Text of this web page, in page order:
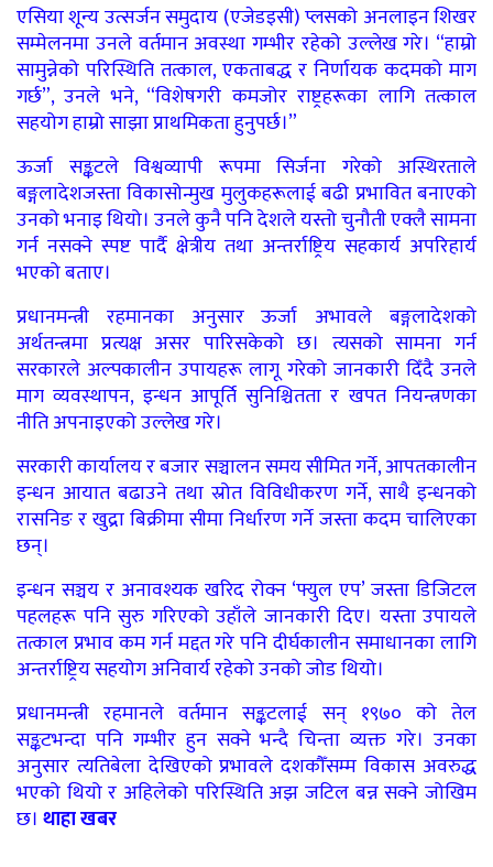
एसिया शून्य उत्सर्जन समुदाय (एजेडइसी) प्लसको अनलाइन शिखर
सम्मेलनमा उनले वर्तमान अवस्था गम्भीर रहेको उल्लेख गरे। “हाम्रो
सामुन्नेको परिस्थिति तत्काल, एकताबद्ध र निर्णायक कदमको माग
गर्छ”, उनले भने, “विशेषगरी कमजोर राष्ट्रहरूका लागि तत्काल
सहयोग हाम्रो साझा प्राथमिकता हुनुपर्छ।”
ऊर्जा सङ्कटले विश्वव्यापी रूपमा सिर्जना गरेको अस्थिरताले
बङ्गलादेशजस्ता विकासोन्मुख मुलुकहरूलाई बढी प्रभावित बनाएको
उनको भनाइ थियो। उनले कुनै पनि देशले यस्तो चुनौती एक्लै सामना
गर्न नसक्ने स्पष्ट पार्दै क्षेत्रीय तथा अन्तर्राष्ट्रिय सहकार्य अपरिहार्य
भएको बताए।
प्रधानमन्त्री रहमानका अनुसार ऊर्जा अभावले बङ्गलादेशको
अर्थतन्त्रमा प्रत्यक्ष असर पारिसकेको छ। त्यसको सामना गर्न
सरकारले अल्पकालीन उपायहरू लागू गरेको जानकारी दिँदै उनले
माग व्यवस्थापन, इन्धन आपूर्ति सुनिश्चितता र खपत नियन्त्रणका
नीति अपनाइएको उल्लेख गरे।
सरकारी कार्यालय र बजार सञ्चालन समय सीमित गर्ने, आपतकालीन
इन्धन आयात बढाउने तथा स्रोत विविधीकरण गर्ने, साथै इन्धनको
रासनिङ र खुद्रा बिक्रीमा सीमा निर्धारण गर्ने जस्ता कदम चालिएका
छन्।
इन्धन सञ्चय र अनावश्यक खरिद रोक्न ‘फ्युल एप’ जस्ता डिजिटल
पहलहरू पनि सुरु गरिएको उहाँले जानकारी दिए। यस्ता उपायले
तत्काल प्रभाव कम गर्न मद्दत गरे पनि दीर्घकालीन समाधानका लागि
अन्तर्राष्ट्रिय सहयोग अनिवार्य रहेको उनको जोड थियो।
प्रधानमन्त्री रहमानले वर्तमान सङ्कटलाई सन् १९७० को तेल
सङ्कटभन्दा पनि गम्भीर हुन सक्ने भन्दै चिन्ता व्यक्त गरे। उनका
अनुसार त्यतिबेला देखिएको प्रभावले दशकौँसम्म विकास अवरुद्ध
भएको थियो र अहिलेको परिस्थिति अझ जटिल बन्न सक्ने जोखिम
छ। थाहा खबर